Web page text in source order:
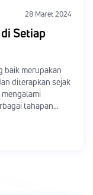
28 Maret 2024
Setiap
baik merupakan
diterapkan sejak
tahapan
yang
kesalahan